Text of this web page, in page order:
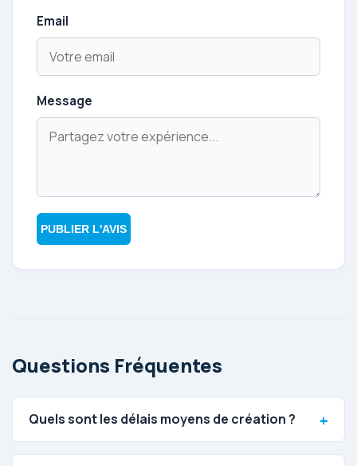
Email
Message
PUBLIER L'AVIS
Questions Fréquentes
Quels sont les délais moyens de création ?